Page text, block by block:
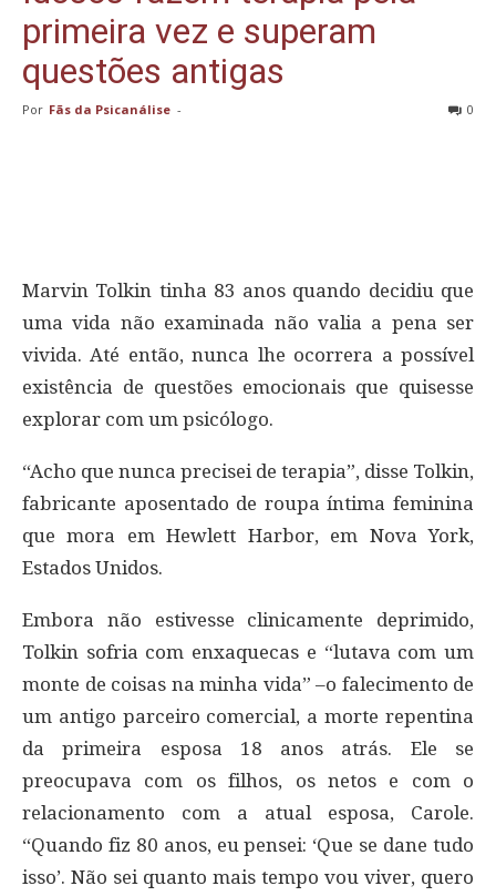
primeira vez e superam
questões antigas
Por Fãs da Psicanálise - 0
Marvin Tolkin tinha 83 anos quando decidiu que
uma vida não examinada não valia a pena ser
vivida. Até então, nunca lhe ocorrera a possível
existência de questões emocionais que quisesse
explorar com um psicólogo.
“Acho que nunca precisei de terapia”, disse Tolkin,
fabricante aposentado de roupa íntima feminina
que mora em Hewlett Harbor, em Nova York,
Estados Unidos.
Embora não estivesse clinicamente deprimido,
Tolkin sofria com enxaquecas e “lutava com um
monte de coisas na minha vida” –o falecimento de
um antigo parceiro comercial, a morte repentina
da primeira esposa 18 anos atrás. Ele se
preocupava com os filhos, os netos e com o
relacionamento com a atual esposa, Carole.
“Quando fiz 80 anos, eu pensei: ‘Que se dane tudo
isso’. Não sei quanto mais tempo vou viver, quero